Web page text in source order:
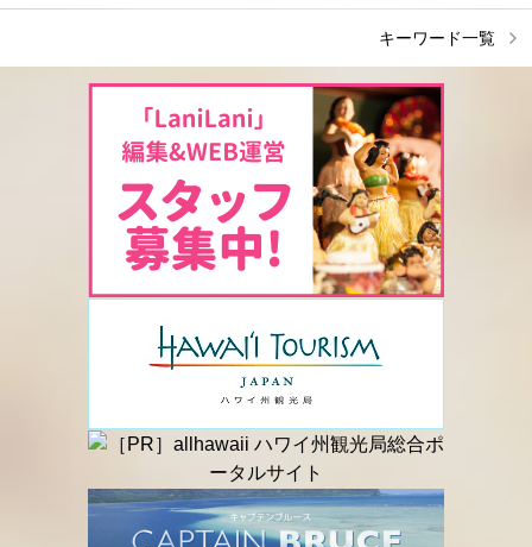
キーワード一覧